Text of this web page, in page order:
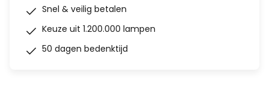
Snel & veilig betalen
Keuze uit 1.200.000 lampen
50 dagen bedenktijd